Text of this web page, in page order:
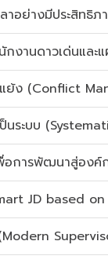
าอย่างมีประสิทธิภ
กงานดาวเด่นแล
แย้ง (Conflict
นระบบ
อการพัฒนาสู่องค์
JD based